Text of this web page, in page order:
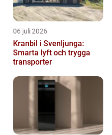
06 juli 2026
Kranbil i Svenljunga:
Smarta lyft och trygga
transporter